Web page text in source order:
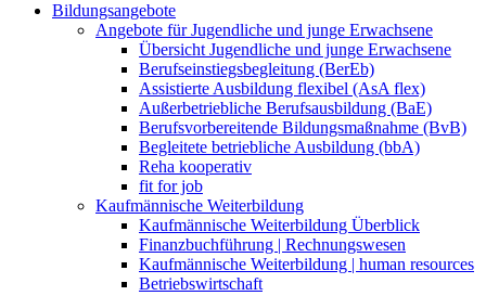
Bildungsangebote
Angebote für Jugendliche und junge Erwachsene
Übersicht Jugendliche und junge Erwachsene
Berufseinstiegsbegleitung (BerEb)
Assistierte Ausbildung flexibel (AsA flex)
Außerbetriebliche Berufsausbildung (BaE)
Berufsvorbereitende Bildungsmaßnahme (BvB)
Begleitete betriebliche Ausbildung (bbA)
Reha kooperativ
fit for job
Kaufmännische Weiterbildung
Kaufmännische Weiterbildung Überblick
Finanzbuchführung | Rechnungswesen
Kaufmännische Weiterbildung | human resources
Betriebswirtschaft